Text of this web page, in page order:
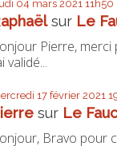
04 mars 2021 11h50
sur Le
Pierre,
validé...
17 février 2021
sur Le
Bravo pour